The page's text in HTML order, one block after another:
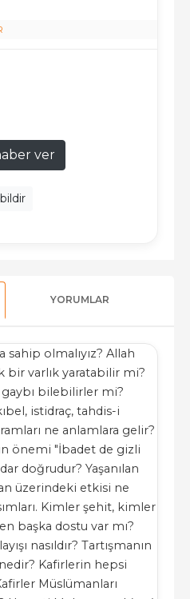
ver
YORUMLAR
sahip olmalıyız? Allah
bir varlık yaratabilir mi?
gaybı bilebilirler mi?
istidraç, tahdis-i
ne anlamlara gelir?
önemi "İbadet de gizli
doğrudur? Yaşanılan
üzerindeki etkisi ne
Kimler şehit, kimler
başka dostu var mı?
nasıldır? Tartışmanın
Kafirlerin hepsi
Müslümanları